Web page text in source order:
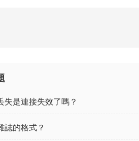
失是連接失效了嗎？
誌的格式？